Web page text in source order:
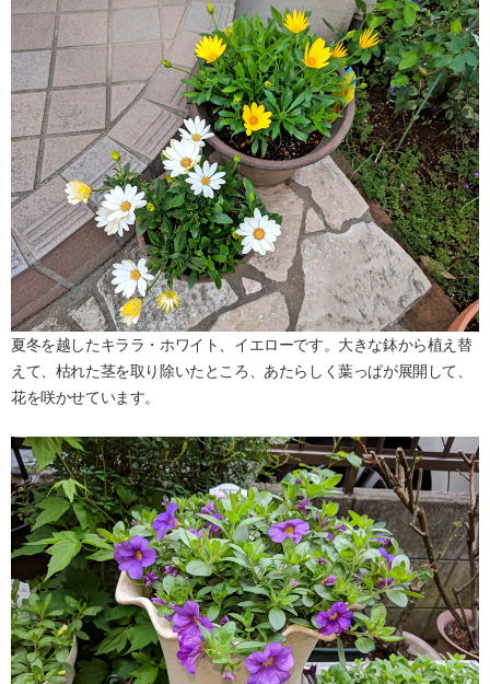
夏冬を越したキララ・ホワイト、イエローです。大きな鉢から植え替
えて、枯れた茎を取り除いたところ、あたらしく葉っぱが展開して、
花を咲かせています。